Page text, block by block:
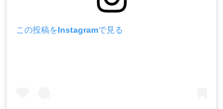
この投稿をInstagramで見る